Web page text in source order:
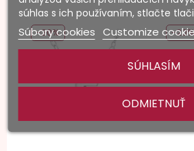
-30% -20%
súhlas s ich používaním, stlačte
Súbory cookies Customize
ODMIETNUŤ
SÚHLASÍM